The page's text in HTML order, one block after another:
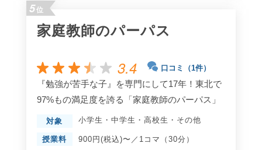
5位
家庭教師のパーパス
3.4 口コミ（1件）
『勉強が苦手な子』を専門にして17年！東北で
97%もの満足度を誇る「家庭教師のパーパス」
対象 小学生 ・ 中学生 ・ 高校生 ・ その他
授業料 900円(税込)〜／1コマ（30分）